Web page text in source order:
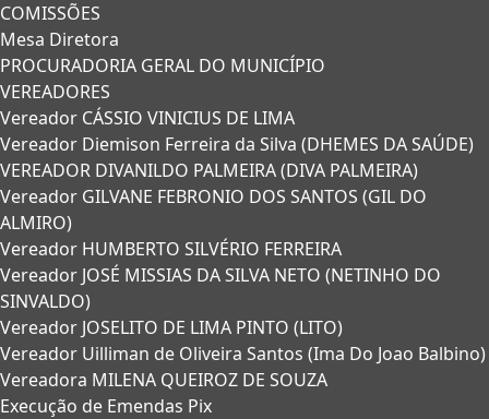
COMISSÕES
Mesa Diretora
PROCURADORIA GERAL DO MUNICÍPIO
VEREADORES
Vereador CÁSSIO VINICIUS DE LIMA
Vereador Diemison Ferreira da Silva (DHEMES DA SAÚDE)
VEREADOR DIVANILDO PALMEIRA (DIVA PALMEIRA)
Vereador GILVANE FEBRONIO DOS SANTOS (GIL DO
ALMIRO)
Vereador HUMBERTO SILVÉRIO FERREIRA
Vereador JOSÉ MISSIAS DA SILVA NETO (NETINHO DO
SINVALDO)
Vereador JOSELITO DE LIMA PINTO (LITO)
Vereador Uilliman de Oliveira Santos (Ima Do Joao Balbino)
Vereadora MILENA QUEIROZ DE SOUZA
Execução de Emendas Pix